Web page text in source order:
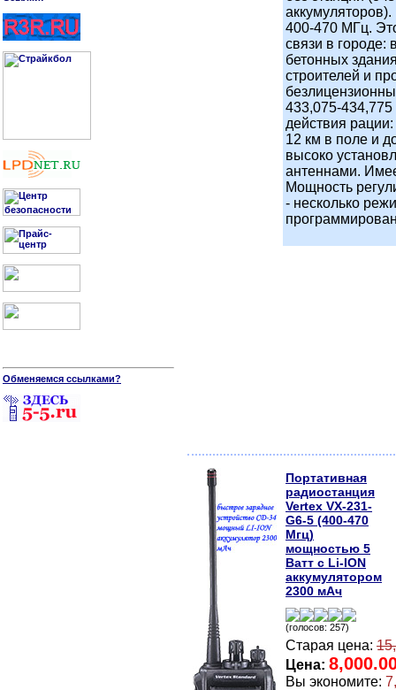
Обменяемся ссылками?
аккумуляторов).
400-470 МГц.
связи в городе:
бетонных
строителей и
433,075-
действия
12 км в поле и
высоко
антеннами.
Мощность
- несколько
Портативная
радиостанция
Vertex VX-231-
G6-5 (400-470
Мгц)
мощностью 5
Ватт с Li-ION
аккумулятором
2300 мАч
(голосов: 257)
Старая цена:
Цена:
Вы экономите: